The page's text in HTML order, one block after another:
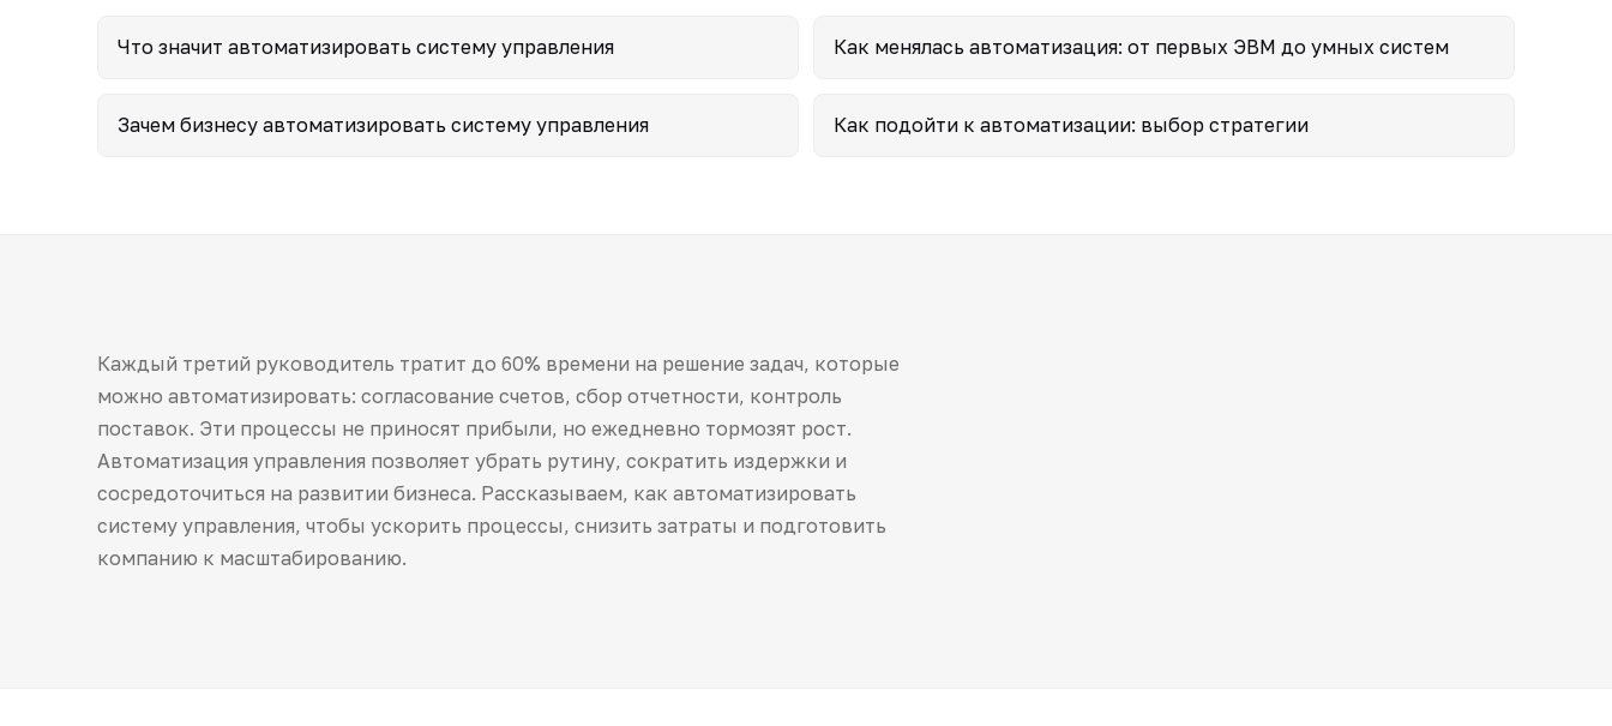
Что значит автоматизировать систему управления Как менялась автоматизация: от первых ЭВМ до умных систем
Зачем бизнесу автоматизировать систему управления Как подойти к автоматизации: выбор стратегии
Каждый третий руководитель тратит до 60% времени на решение задач, которые
можно автоматизировать: согласование счетов, сбор отчетности, контроль
поставок. Эти процессы не приносят прибыли, но ежедневно тормозят рост.
Автоматизация управления позволяет убрать рутину, сократить издержки и
сосредоточиться на развитии бизнеса. Рассказываем, как автоматизировать
систему управления, чтобы ускорить процессы, снизить затраты и подготовить
компанию к масштабированию.